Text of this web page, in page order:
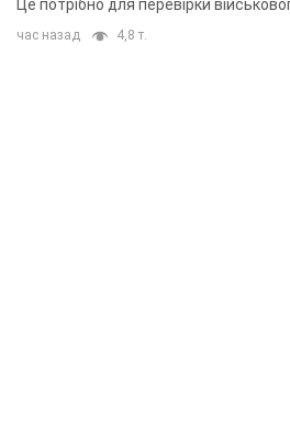
Це потрібно для перевірки
час назад 4,8 т.